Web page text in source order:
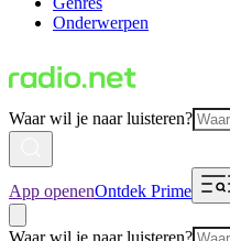
Onderwerpen
Waar wil je naar luisteren?
App openenOntdek Prime
Waar wil je naar luisteren?